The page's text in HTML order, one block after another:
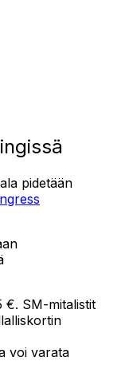
pidetään
€. SM-mitalistit
voi varata